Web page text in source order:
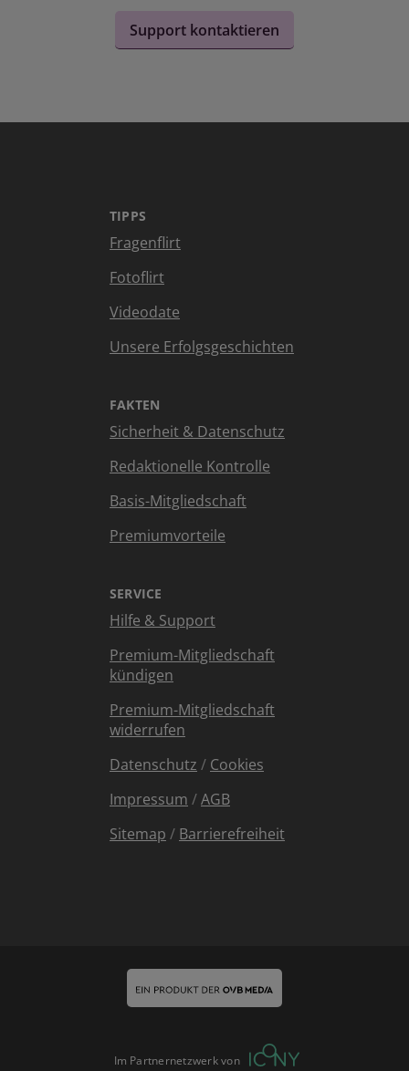
Support kontaktieren
TIPPS
Fragenflirt
Fotoflirt
Videodate
Unsere Erfolgsgeschichten
FAKTEN
Sicherheit & Datenschutz
Redaktionelle Kontrolle
Basis-Mitgliedschaft
Premiumvorteile
SERVICE
Hilfe & Support
Premium-Mitgliedschaft
kündigen
Premium-Mitgliedschaft
widerrufen
Datenschutz / Cookies
Impressum /AGB
Sitemap / Barrierefreiheit
Im Partnernetzwerk von